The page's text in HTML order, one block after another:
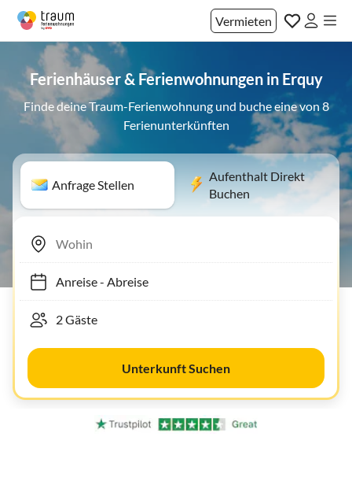
Vermieten
Ferienhäuser & Ferienwohnungen in Erquy
Finde deine Traum-Ferienwohnung und buche eine von 8
Ferienunterkünften
Anfrage Stellen
Aufenthalt Direkt
Buchen
Anreise- Abreise
Unterkunft Suchen